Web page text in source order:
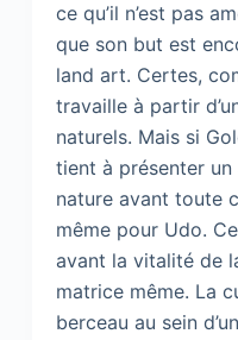
ce qu’il n’est pas
que son but est
land art. Certes,
travaille à partir
naturels. Mais si
tient à présenter
nature avant toute
même pour Udo.
avant la vitalité de
matrice même. La
berceau au sein